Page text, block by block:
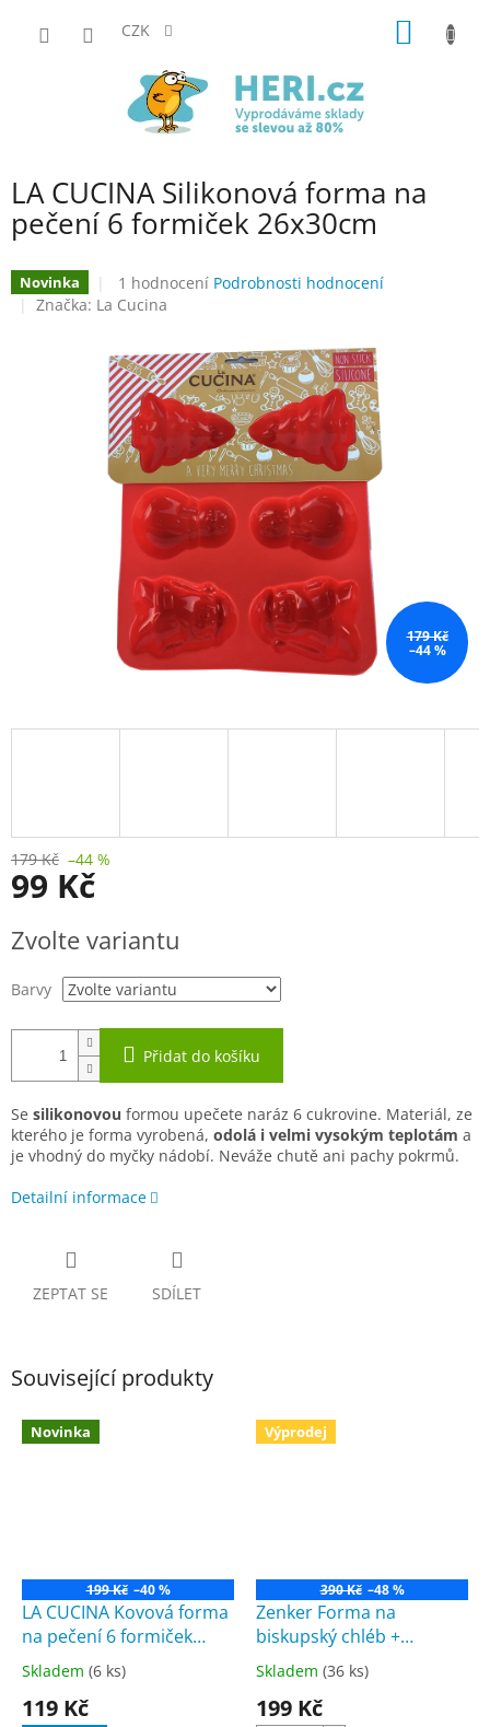
CZK
LA CUCINA Silikonová forma na
pečení 6 formiček 26x30cm
Novinka
Průměrné
hodnocení
5,0
z
5
hvězdiček.
1 hodnocení Podrobnosti hodnocení
Značka: La Cucina
179 Kč
–44 %
179 Kč –44 %
99 Kč
cena:
Zvolte variantu
Barvy
Přidat do košíku
Se silikonovou formou upečete naráz 6 cukrovine. Materiál, ze
kterého je forma vyrobená, odolá i velmi vysokým teplotám a
je vhodný do myčky nádobí. Neváže chutě ani pachy pokrmů.
Detailní informace
ZEPTAT SE SDÍLET
Související produkty
Novinka
199 Kč –40 %
LA CUCINA Kovová forma
na pečení 6 formiček
26x35cm
Průměrné
produktu
Skladem (6 ks)
119 Kč
Výprodej
390 Kč –48 %
Zenker Forma na
biskupský chléb +
plastový kryt 30,5 x 11,5
cm
Průměrné
produktu
Skladem (36 ks)
199 Kč